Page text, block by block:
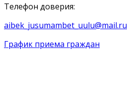
Телефон доверия:
aibek_jusumambet_uulu@mail.ru
График приема граждан